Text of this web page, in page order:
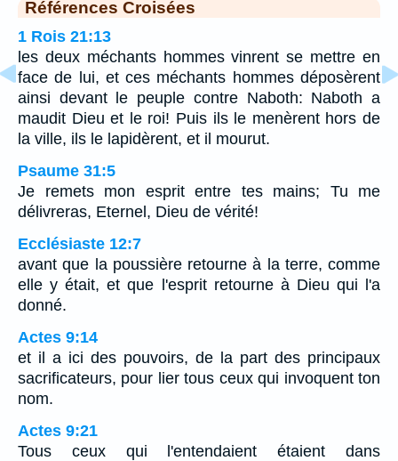
Références Croisées
1 Rois 21:13
les deux méchants hommes vinrent se mettre en
face de lui, et ces méchants hommes déposèrent
ainsi devant le peuple contre Naboth: Naboth a
maudit Dieu et le roi! Puis ils le menèrent hors de
la ville, ils le lapidèrent, et il mourut.
Psaume 31:5
Je remets mon esprit entre tes mains; Tu me
délivreras, Eternel, Dieu de vérité!
Ecclésiaste 12:7
avant que la poussière retourne à la terre, comme
elle y était, et que l'esprit retourne à Dieu qui l'a
donné.
Actes 9:14
et il a ici des pouvoirs, de la part des principaux
sacrificateurs, pour lier tous ceux qui invoquent ton
nom.
Actes 9:21
Tous ceux qui l'entendaient étaient dans